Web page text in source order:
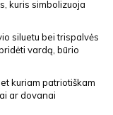
kuris simbolizuoja
siluetu bei trispalvės
vardą, būrio
kuriam patriotiškam
ar dovanai